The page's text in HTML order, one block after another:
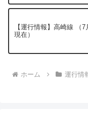
【運行情報】高崎線 （
現在）
ホーム 運行情